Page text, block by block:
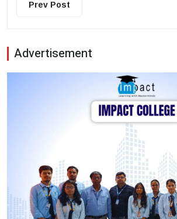
Prev Post
Advertisement